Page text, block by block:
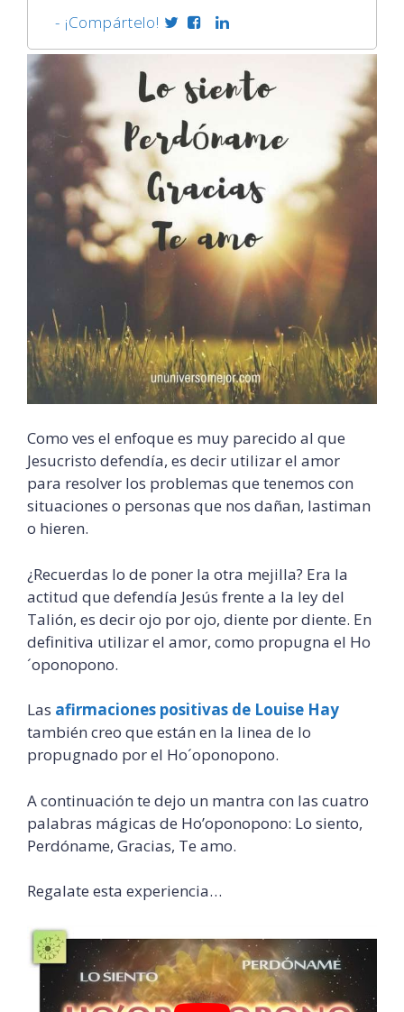
- ¡Compártelo!
Como ves el enfoque es muy parecido al que
Jesucristo defendía, es decir utilizar el amor
para resolver los problemas que tenemos con
situaciones o personas que nos dañan, lastiman
o hieren.
¿Recuerdas lo de poner la otra mejilla? Era la
actitud que defendía Jesús frente a la ley del
Talión, es decir ojo por ojo, diente por diente. En
definitiva utilizar el amor, como propugna el Ho
´oponopono.
Las afirmaciones positivas de Louise Hay
también creo que están en la linea de lo
propugnado por el Ho´oponopono.
A continuación te dejo un mantra con las cuatro
palabras mágicas de Ho’oponopono: Lo siento,
Perdóname, Gracias, Te amo.
Regalate esta experiencia…